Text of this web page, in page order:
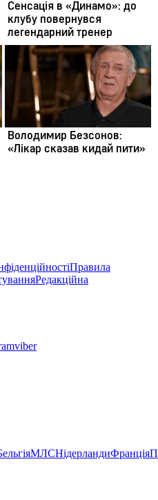
Правила
Редакційна
viber
МЛСНідерландиФранція